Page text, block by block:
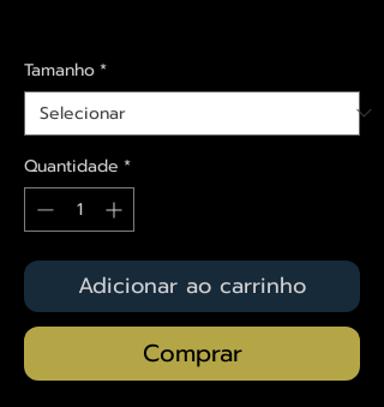
Tamanho*
Quantidade *
Adicionar ao carrinho
Comprar